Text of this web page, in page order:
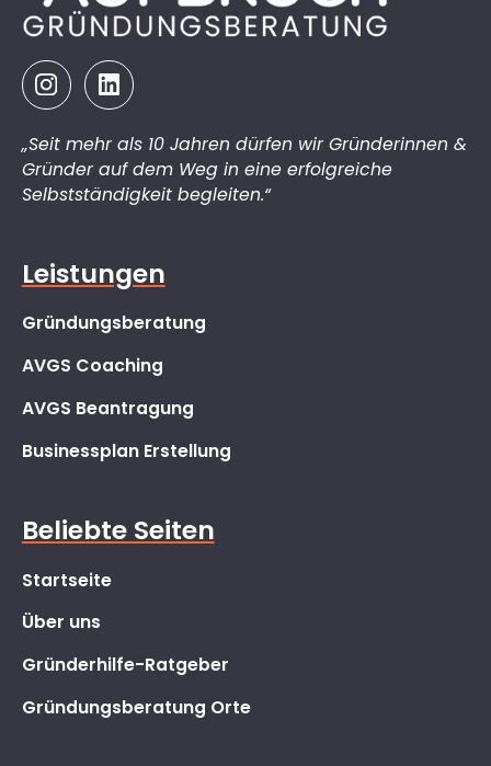
„Seit mehr als 10 Jahren dürfen wir Gründerinnen &
Gründer auf dem Weg in eine erfolgreiche
Selbstständigkeit begleiten.“
Leistungen
Gründungsberatung
AVGS Coaching
AVGS Beantragung
Businessplan Erstellung
Beliebte Seiten
Startseite
Über uns
Gründerhilfe-Ratgeber
Gründungsberatung Orte